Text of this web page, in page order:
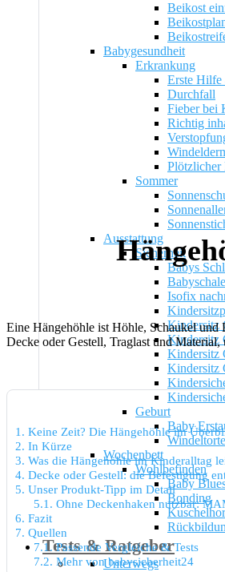
Beikost
Babygesundheit
Erkrankung
Erste Hilfe
Durchfall
Fieber bei
Richtig
Plötzlicher
Sommer
Ausstattung
Sicherheit
Babys
Isofix
Kindersitz
Kindersitz
Kindersitz
Kindersitz
Geburt
Baby
Windeltorte
Wochenbett
Wohlbefinden
Baby
Bonding
Tests & Ratgeber
Unterwegs
Eine Hängehöhle ist Höhle, Schaukel und
Decke oder Gestell, Traglast und
1. Keine Zeit? Die Hängehöhle im
2. In Kürze
3. Was die Hängehöhle im Kinderalltag
4. Decke oder Gestell: die Befestigung
5. Unser Produkt-Tipp im Detail
5.1. Ohne Deckenhaken nutzbar:
6. Fazit
7. Quellen
7.1.Passende Vergleiche & Tests
7.2. Mehr von babysicherheit24